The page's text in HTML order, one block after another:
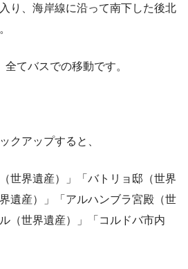
り、海岸線に沿って南下した後北
てバスでの移動です。
クアップすると、
世界遺産）」「バトリョ邸（世界
遺産）」「アルハンブラ宮殿（世
（世界遺産）」「コルドバ市内